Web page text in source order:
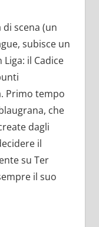
di scena (un
subisce un
il Cadice
Primo tempo
che
dagli
il
su Ter
il suo